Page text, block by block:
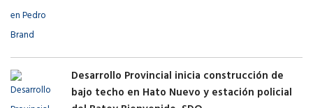
Desarrollo Provincial inicia construcción de
bajo techo en Hato Nuevo y estación policial